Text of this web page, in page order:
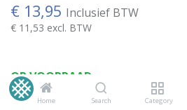
Home Search Category
€ 13,95 Inclusief BTW
€ 11,53 excl. BTW
OP VOORRAAD